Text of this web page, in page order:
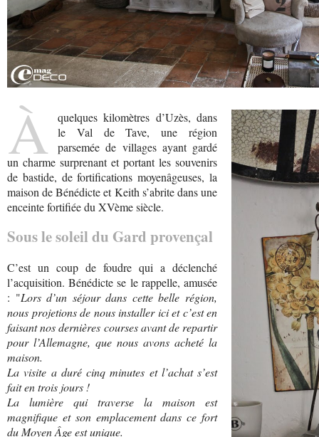
À
quelques kilomètres d’Uzès, dans
le Val de Tave, une région
parsemée de villages ayant gardé
un charme surprenant et portant les souvenirs
de bastide, de fortifications moyenâgeuses, la
maison de Bénédicte et Keith s’abrite dans une
enceinte fortifiée du XVème siècle.
Sous le soleil du Gard provençal
C’est un coup de foudre qui a déclenché
l’acquisition. Bénédicte se le rappelle, amusée
: "Lors d’un séjour dans cette belle région,
nous projetions de nous installer ici et c’est en
faisant nos dernières courses avant de repartir
pour l’Allemagne, que nous avons acheté la
maison.
La visite a duré cinq minutes et l’achat s’est
fait en trois jours !
La lumière qui traverse la maison est
magnifique et son emplacement dans ce fort
du Moyen Âge est unique.